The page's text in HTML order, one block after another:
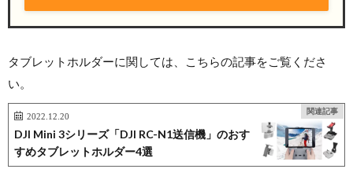
タブレットホルダーに関しては、こちらの記事をご覧くださ
い。
関連記事
2022.12.20
DJI Mini 3シリーズ「DJI RC-N1送信機」のおす
すめタブレットホルダー4選